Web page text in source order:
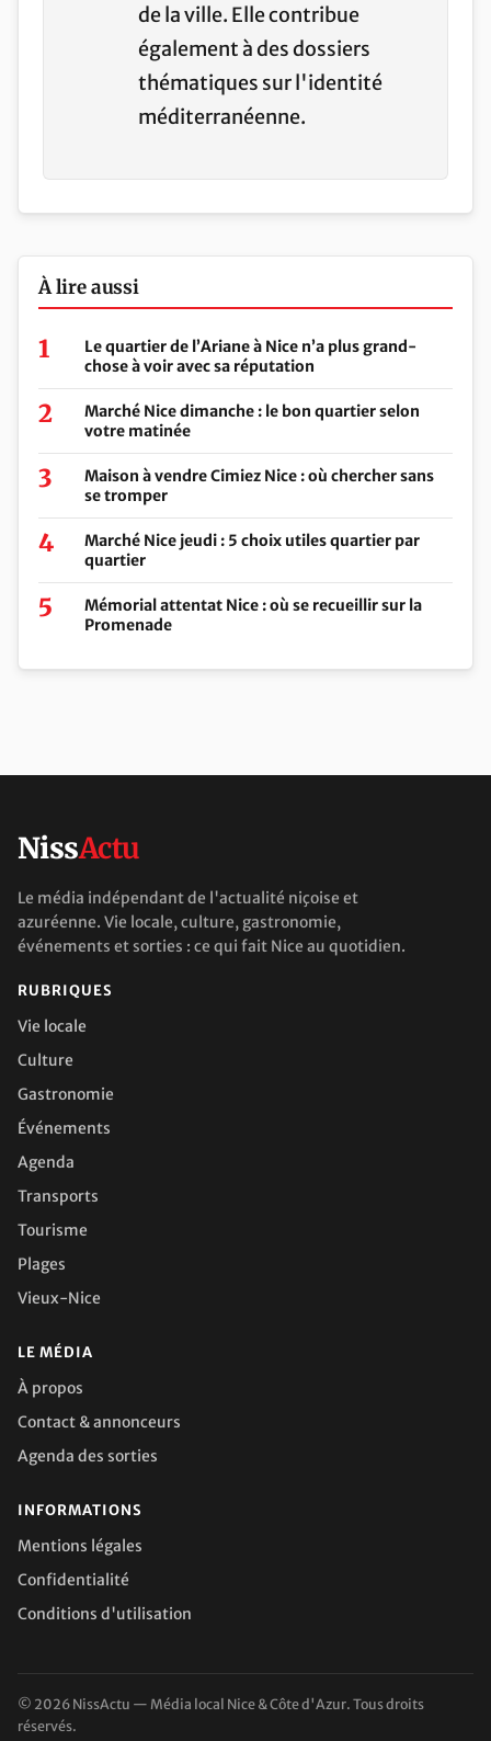
de la ville. Elle contribue
également à des dossiers
thématiques sur l'identité
méditerranéenne.
À lire aussi
Le quartier de l’Ariane à Nice n’a plus grand-
chose à voir avec sa réputation
Marché Nice dimanche : le bon quartier selon
votre matinée
Maison à vendre Cimiez Nice : où chercher sans
se tromper
Marché Nice jeudi : 5 choix utiles quartier par
quartier
Mémorial attentat Nice : où se recueillir sur la
Promenade
NissActu
Le média indépendant de l'actualité niçoise et
azuréenne. Vie locale, culture, gastronomie,
événements et sorties : ce qui fait Nice au quotidien.
RUBRIQUES
Vie locale
Culture
Gastronomie
Événements
Agenda
Transports
Tourisme
Plages
Vieux-Nice
LE MÉDIA
À propos
Contact & annonceurs
Agenda des sorties
INFORMATIONS
Mentions légales
Confidentialité
Conditions d'utilisation
© 2026 NissActu — Média local Nice & Côte d'Azur. Tous droits
réservés.